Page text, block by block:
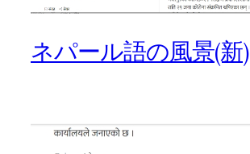
ネパール語の風景(新)